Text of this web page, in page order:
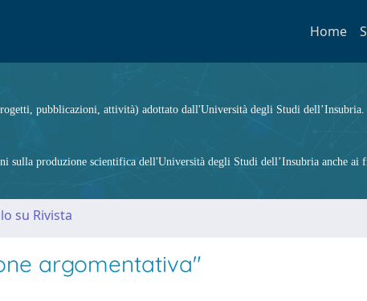
Home
pubblicazioni, attività) adottato dall'Università degli Studi dell’Insubria.
sulla produzione scientifica dell'Università degli Studi dell’Insubria anche ai
su Rivista
argomentativa"